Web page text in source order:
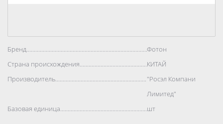
Бренд..................................................................................Фотон
Страна происхождения..................................................................................
КИТАЙ
Производитель..................................................................................
"Росэл Компани
Лимитед"
Базовая единица..................................................................................
шт